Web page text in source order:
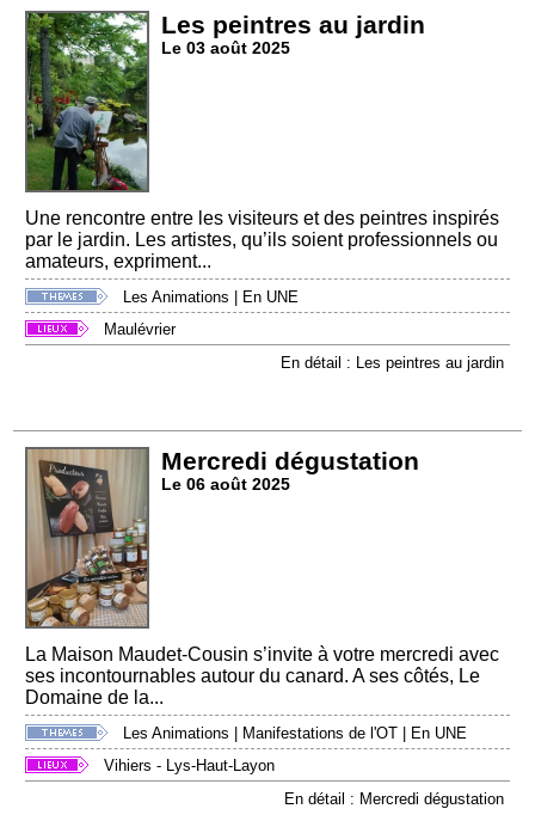
Les peintres au jardin
Le 03 août 2025
Une rencontre entre les visiteurs et des peintres inspirés
par le jardin. Les artistes, qu’ils soient professionnels ou
amateurs, expriment...
Les Animations
En UNE
Maulévrier
En détail : Les peintres au jardin
Mercredi dégustation
Le 06 août 2025
La Maison Maudet-Cousin s’invite à votre mercredi avec
ses incontournables autour du canard. A ses côtés, Le
Domaine de la...
Les Animations | Manifestations de l'OT | En UNE
Vihiers - Lys-Haut-Layon
En détail : Mercredi dégustation